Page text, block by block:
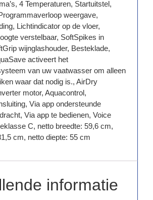
4 Temperaturen, Startuitstel,
weergave,
Lichtindicator op de vloer,
verstelbaar, SoftSpikes in
wijnglashouder, Besteklade,
activeert het
van uw vaatwasser om alleen
waar dat nodig is., AirDry
motor, Aquacontrol,
Via app ondersteunde
Via app te bedienen, Voice
C, netto breedte: 59,6 cm,
cm, netto diepte: 55 cm
informatie